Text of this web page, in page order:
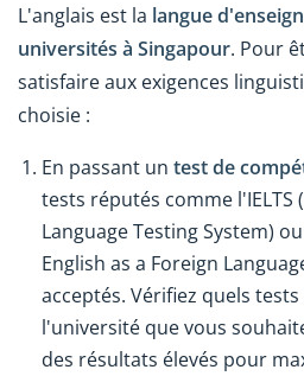
L'anglais est la langue
universités à Singapour. Pour
satisfaire aux exigences
choisie :
En passant un test de
tests réputés comme
Language Testing System)
English as a Foreign
acceptés. Vérifiez quels
l'université que vous
des résultats élevés pour